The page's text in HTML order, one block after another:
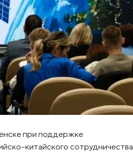
при поддержке
китайского сотрудничества